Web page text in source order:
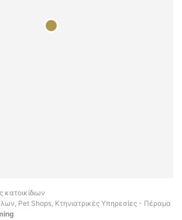
κατοικίδιων
Pet Shops, Κτηνιατρικές Υπηρεσίες - Πέραμα